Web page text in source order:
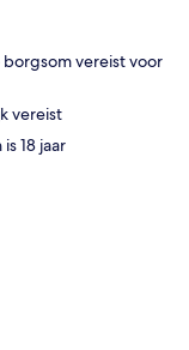
vereist voor
vereist
18 jaar